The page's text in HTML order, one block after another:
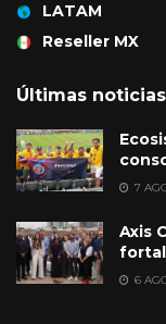
LATAM
Reseller MX
Últimas noticias
7
Axis
6